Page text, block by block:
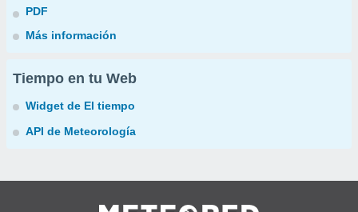
PDF
Más información
Tiempo en tu Web
Widget de El tiempo
API de Meteorología